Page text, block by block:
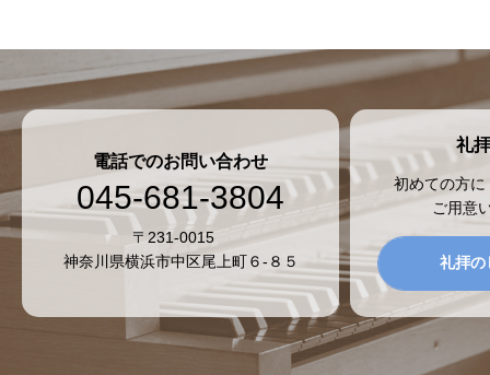
電話でのお問い合わせ
045-681-3804
〒231-0015
神奈川県横浜市中区尾上町６-８５
礼
初めての方
ご用意
礼拝の